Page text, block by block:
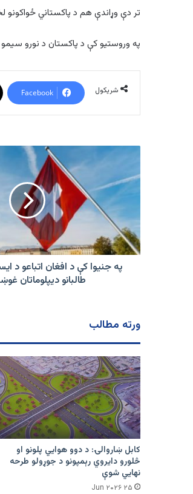
تر دې وړاندې هم د پاکستاني ځواکونو
په وروستیو کې د پاکستان د نورو
شریکول Facebook
په
کې
اتباعو
د
ایستلو
پروسې
شوي
په جنیوا کې د افغان اتباعو د
طالبانو دیپلوماتان
ورته مطالب
کابل ښاروالۍ: د دوو هوايي پلونو او
څلورو دایروي رېمپونو د جوړولو طرحه
نهایي شوې
۲۵ Jun ۲۰۲۶